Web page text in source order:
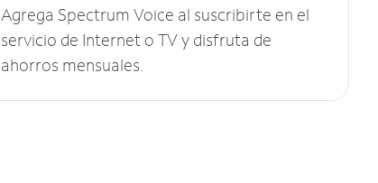
Agrega Spectrum Voice al suscribirte en el
servicio de Internet o TV y disfruta de
ahorros mensuales.